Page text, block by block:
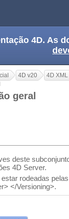
4D. As
4D v20
4D
geral
deste
4D Server.
estar rodeadas
</Versioning>.